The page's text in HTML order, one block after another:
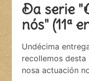
Da serie
nós" (11ª
Undécima
recollemos
nosa actuación